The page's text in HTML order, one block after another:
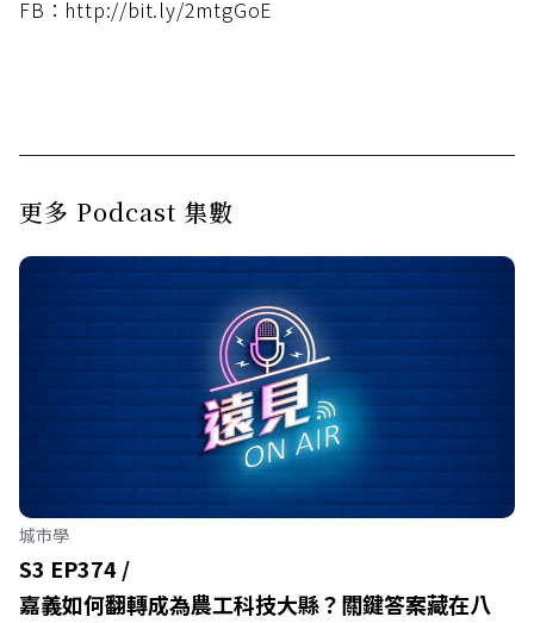
FB：http://bit.ly/2mtgGoE
更多 Podcast 集數
城市學
S3 EP374 /
嘉義如何翻轉成為農工科技大縣？關鍵答案藏在八